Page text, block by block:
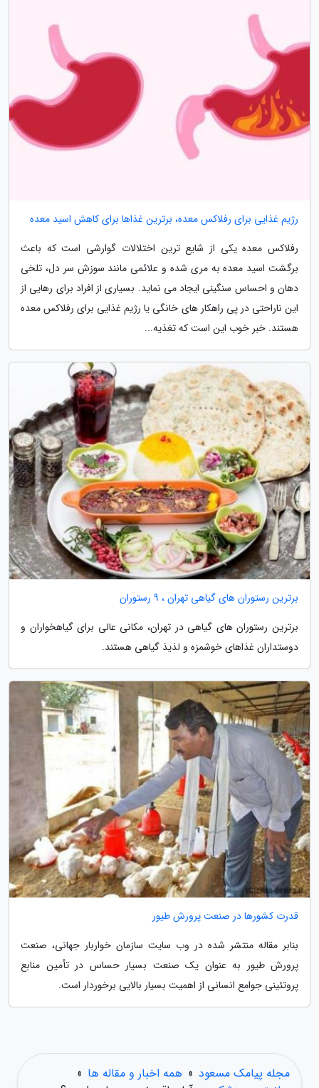
رژیم غذایی برای رفلاکس معده، برترین غذاها برای کاهش اسید معده
رفلاکس معده یکی از شایع ترین اختلالات گوارشی است که باعث
برگشت اسید معده به مری شده و علائمی مانند سوزش سر دل، تلخی
دهان و احساس سنگینی ایجاد می نماید. بسیاری از افراد برای رهایی از
این ناراحتی در پی راهکار های خانگی یا رژیم غذایی برای رفلاکس معده
هستند. خبر خوب این است که تغذیه...
برترین رستوران های گیاهی تهران ، 9 رستوران
برترین رستوران های گیاهی در تهران، مکانی عالی برای گیاهخواران و
دوستداران غذاهای خوشمزه و لذیذ گیاهی هستند.
قدرت کشورها در صنعت پرورش طیور
بنابر مقاله منتشر شده در وب سایت سازمان خواربار جهانی، صنعت
پرورش طیور به عنوان یک صنعت بسیار حساس در تأمین منابع
پروتئینی جوامع انسانی از اهمیت بسیار بالایی برخوردار است.
مجله پیامک مسعود » همه اخبار و مقاله ها »